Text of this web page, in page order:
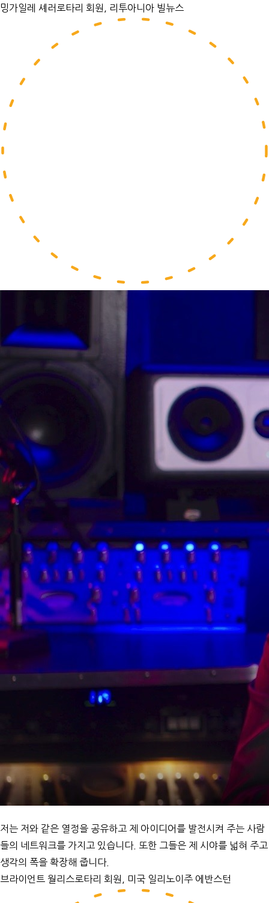
밍가일레 셰러 로타리 회원, 리투아니아 빌뉴스
저는 저와 같은 열정을 공유하고 제 아이디어를 발전시켜 주는 사람
들의 네트워크를 가지고 있습니다. 또한 그들은 제 시야를 넓혀 주고
생각의 폭을 확장해 줍니다.
브라이언트 월리스로타리 회원, 미국 일리노이주 에반스턴